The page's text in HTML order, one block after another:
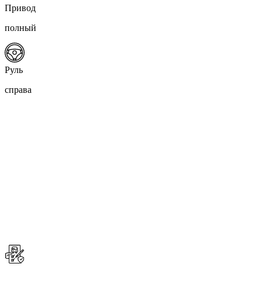
Привод
полный
Руль
справа